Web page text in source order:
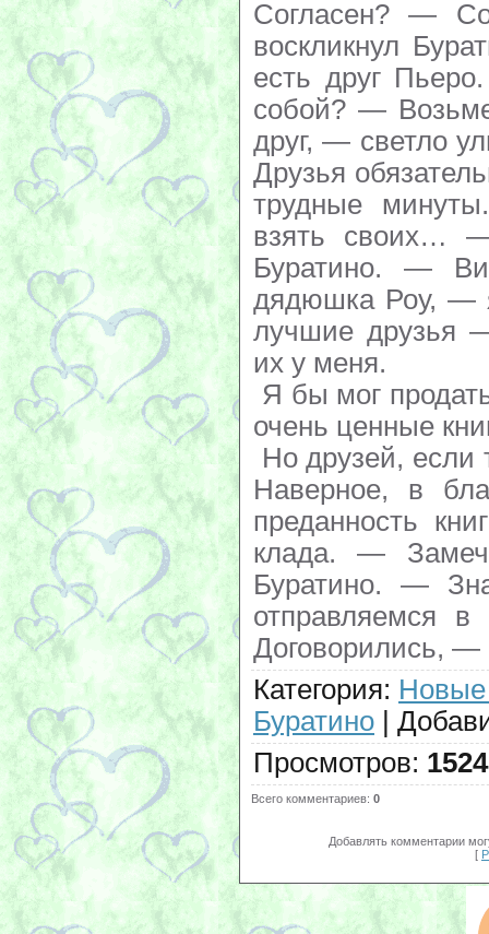
Согласен? —
воскликнул
есть друг
собой? —
друг, — светло
Друзья
трудные
взять своих…
Буратино. —
дядюшка Роу, —
лучшие друзья
их у меня.
Я бы мог
очень ценные
Но друзей,
Наверное, в
преданность
клада. —
Буратино. —
отправляемся
Договорились, —
Категория: Новые
Буратино |
Просмотров: 1524
Всего комментариев: 0
Добавлять комментарии
[